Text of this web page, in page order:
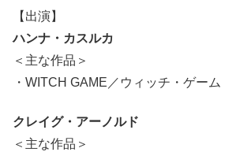
【出演】
ハンナ・カスルカ
＜主な作品＞
・WITCH GAME／ウィッチ・ゲーム
クレイグ・アーノルド
＜主な作品＞